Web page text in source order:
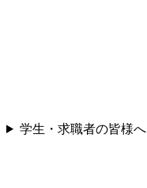
学生・求職者の皆様へ